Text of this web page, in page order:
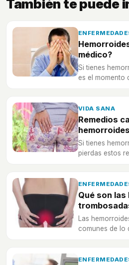
También te puede
médico?
Si tienes
es el momento
VIDA SANA
Remedios
Si tienes
pierdas estos
Qué son
Las
comunes de lo